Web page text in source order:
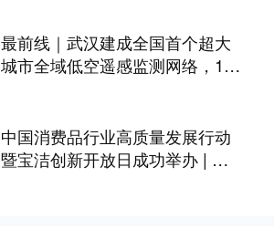
最前线｜武汉建成全国首个超大
城市全域低空遥感监测网络，146
中国消费品行业高质量发展行动
暨宝洁创新开放日成功举办 | 最